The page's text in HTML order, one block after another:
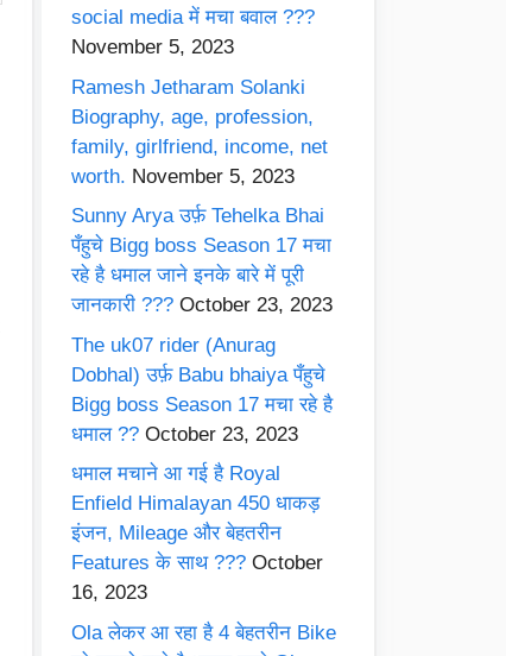
social media में मचा बवाल ???
November 5, 2023
Ramesh Jetharam Solanki
Biography, age, profession,
family, girlfriend, income, net
worth. November 5, 2023
Sunny Arya उर्फ़ Tehelka Bhai
पँहुचे Bigg boss Season 17 मचा
रहे है धमाल जाने इनके बारे में पूरी
जानकारी ??? October 23, 2023
The uk07 rider (Anurag
Dobhal) उर्फ़ Babu bhaiya पँहुचे
Bigg boss Season 17 मचा रहे है
धमाल ?? October 23, 2023
धमाल मचाने आ गई है Royal
Enfield Himalayan 450 धाकड़
इंजन, Mileage और बेहतरीन
Features के साथ ??? October
16, 2023
Ola लेकर आ रहा है 4 बेहतरीन Bike